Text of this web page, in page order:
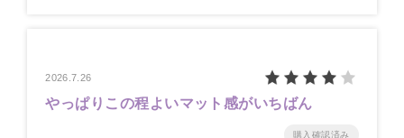
2026.7.26
やっぱりこの程よいマット感がいちばん